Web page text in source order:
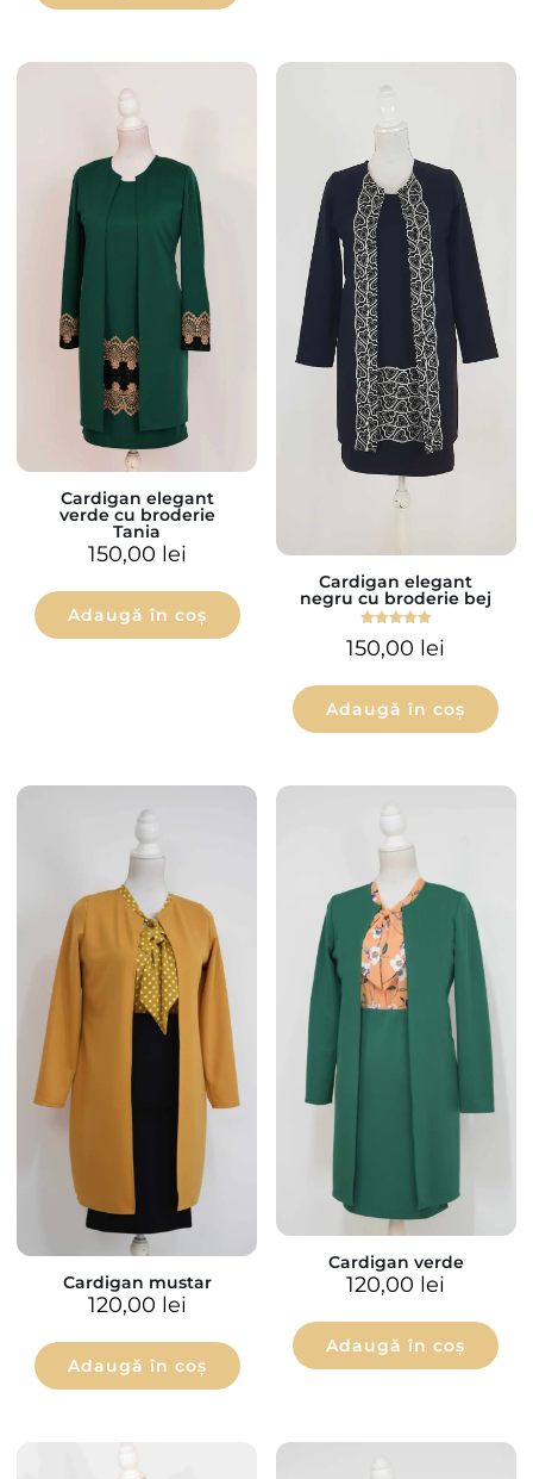
Cardigan elegant
verde cu broderie
Tania
150,00 lei
Adaugă în coș
Cardigan elegant
negru cu broderie bej
Evaluat la
5.00
din 5
150,00 lei
Adaugă în coș
Cardigan mustar
120,00 lei
Adaugă în coș
Cardigan verde
120,00 lei
Adaugă în coș